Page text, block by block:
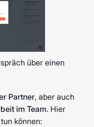
über einen
Partner, aber auch
im Team. Hier
können: